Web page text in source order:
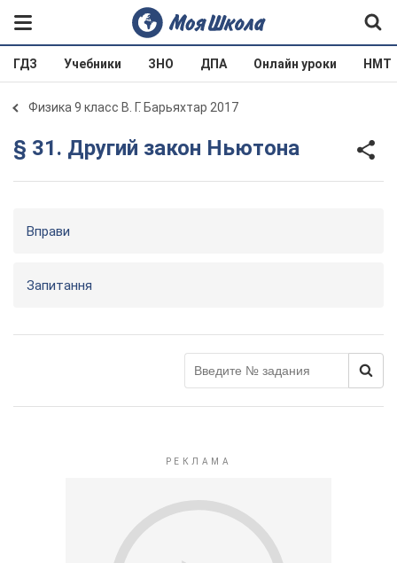
ГДЗ Учебники ЗНО ДПА Онлайн уроки НМТ
Физика 9 класс В. Г. Барьяхтар 2017
§ 31. Другий закон Ньютона
Вправи
Запитання